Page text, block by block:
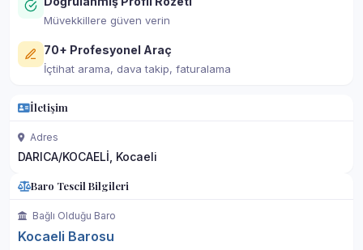
Müvekkillere güven verin
70+ Profesyonel Araç
İçtihat arama, dava takip, faturalama
İletişim
Adres
DARICA/KOCAELİ, Kocaeli
Baro Tescil Bilgileri
Bağlı Olduğu Baro
Kocaeli Barosu